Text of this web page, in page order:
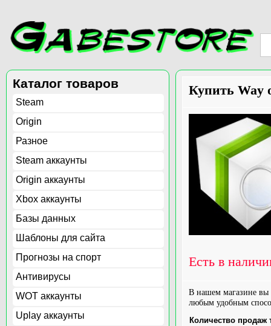
Каталог товаров
Steam
Origin
Разное
Steam аккаунты
Origin аккаунты
Xbox аккаунты
Базы данных
Шаблоны для сайта
Прогнозы на спорт
Антивирусы
WOT аккаунты
Uplay аккаунты
Купить Way
Есть в
В нашем магазине
любым удобным
Количество продаж